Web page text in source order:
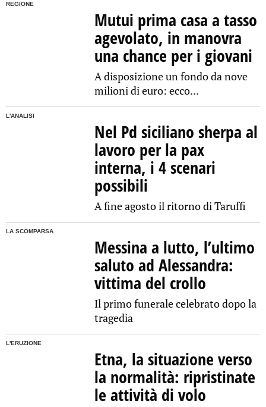
REGIONE
Mutui prima casa a tasso
agevolato, in manovra
una chance per i giovani
A disposizione un fondo da nove
milioni di euro: ecco...
L'ANALISI
Nel Pd siciliano sherpa al
lavoro per la pax
interna, i 4 scenari
possibili
A fine agosto il ritorno di Taruffi
LA SCOMPARSA
Messina a lutto, l’ultimo
saluto ad Alessandra:
vittima del crollo
Il primo funerale celebrato dopo la
tragedia
L'ERUZIONE
Etna, la situazione verso
la normalità: ripristinate
le attività di volo